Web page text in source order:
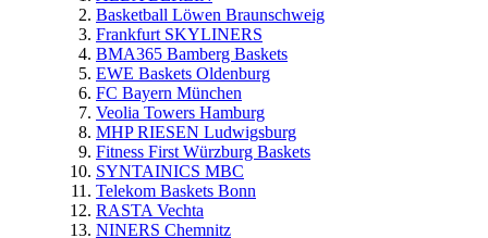
Basketball Löwen Braunschweig
Frankfurt SKYLINERS
BMA365 Bamberg Baskets
EWE Baskets Oldenburg
FC Bayern München
Veolia Towers Hamburg
MHP RIESEN Ludwigsburg
Fitness First Würzburg Baskets
SYNTAINICS MBC
Telekom Baskets Bonn
RASTA Vechta
NINERS Chemnitz